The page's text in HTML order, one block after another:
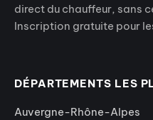
direct du chauffeur, sans
Inscription gratuite pour
DÉPARTEMENTS LES
Auvergne-Rhône-Alpes